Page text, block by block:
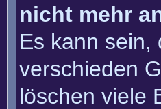
nicht mehr
Es kann sein,
verschieden
löschen viele